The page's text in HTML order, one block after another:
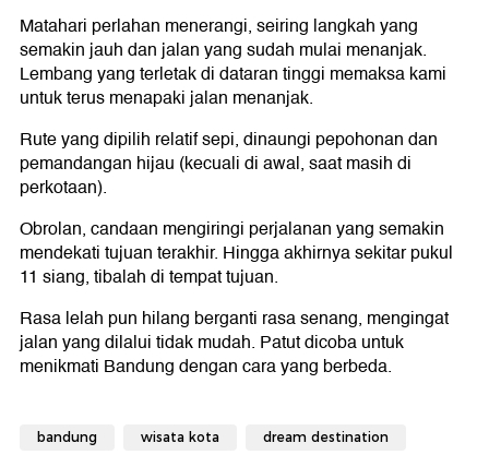
Matahari perlahan menerangi, seiring langkah yang
semakin jauh dan jalan yang sudah mulai menanjak.
Lembang yang terletak di dataran tinggi memaksa kami
untuk terus menapaki jalan menanjak.
Rute yang dipilih relatif sepi, dinaungi pepohonan dan
pemandangan hijau (kecuali di awal, saat masih di
perkotaan).
Obrolan, candaan mengiringi perjalanan yang semakin
mendekati tujuan terakhir. Hingga akhirnya sekitar pukul
11 siang, tibalah di tempat tujuan.
Rasa lelah pun hilang berganti rasa senang, mengingat
jalan yang dilalui tidak mudah. Patut dicoba untuk
menikmati Bandung dengan cara yang berbeda.
bandung wisata kota dream destination